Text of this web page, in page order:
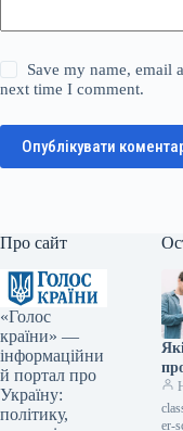
Save my name, email
next time I comment.
Опублікувати
Про сайт
«Голос
країни» —
інформаційни
й портал про
Україну:
політику,
er-